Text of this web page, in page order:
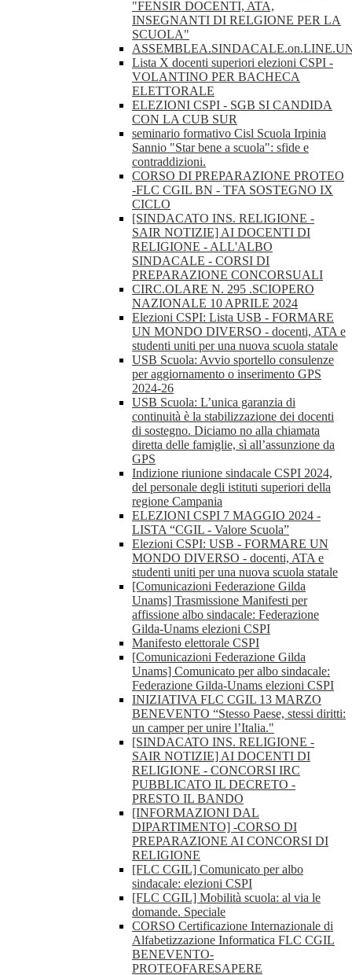
"FENSIR DOCENTI, ATA,
INSEGNANTI DI RELGIONE PER LA
SCUOLA"
Lista X docenti superiori elezioni CSPI -
VOLANTINO PER BACHECA
ELETTORALE
ELEZIONI CSPI - SGB SI CANDIDA
CON LA CUB SUR
seminario formativo Cisl Scuola Irpinia
Sannio "Star bene a scuola": sfide e
contraddizioni.
CORSO DI PREPARAZIONE PROTEO
-FLC CGIL BN - TFA SOSTEGNO IX
CICLO
[SINDACATO INS. RELIGIONE -
SAIR NOTIZIE] AI DOCENTI DI
RELIGIONE - ALL'ALBO
SINDACALE - CORSI DI
PREPARAZIONE CONCORSUALI
CIRC.OLARE N. 295 .SCIOPERO
NAZIONALE 10 APRILE 2024
Elezioni CSPI: Lista USB - FORMARE
UN MONDO DIVERSO - docenti, ATA e
studenti uniti per una nuova scuola statale
USB Scuola: Avvio sportello consulenze
per aggiornamento o inserimento GPS
2024-26
USB Scuola: L’unica garanzia di
continuità è la stabilizzazione dei docenti
di sostegno. Diciamo no alla chiamata
diretta delle famiglie, sì all’assunzione da
GPS
Indizione riunione sindacale CSPI 2024,
del personale degli istituti superiori della
regione Campania
ELEZIONI CSPI 7 MAGGIO 2024 -
LISTA “CGIL - Valore Scuola”
Elezioni CSPI: USB - FORMARE UN
MONDO DIVERSO - docenti, ATA e
studenti uniti per una nuova scuola statale
[Comunicazioni Federazione Gilda
Unams] Trasmissione Manifesti per
affissione albo sindacale: Federazione
Gilda-Unams elezioni CSPI
Manifesto elettorale CSPI
[Comunicazioni Federazione Gilda
Unams] Comunicato per albo sindacale:
Federazione Gilda-Unams elezioni CSPI
INIZIATIVA FLC CGIL 13 MARZO
BENEVENTO “Stesso Paese, stessi diritti:
un camper per unire l’Italia."
[SINDACATO INS. RELIGIONE -
SAIR NOTIZIE] AI DOCENTI DI
RELIGIONE - CONCORSI IRC
PUBBLICATO IL DECRETO -
PRESTO IL BANDO
[INFORMAZIONI DAL
DIPARTIMENTO] -CORSO DI
PREPARAZIONE AI CONCORSI DI
RELIGIONE
[FLC CGIL] Comunicato per albo
sindacale: elezioni CSPI
[FLC CGIL] Mobilità scuola: al via le
domande. Speciale
CORSO Certificazione Internazionale di
Alfabetizzazione Informatica FLC CGIL
BENEVENTO-
PROTEOFARESAPERE